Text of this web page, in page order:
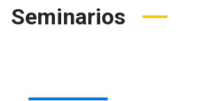
Seminarios